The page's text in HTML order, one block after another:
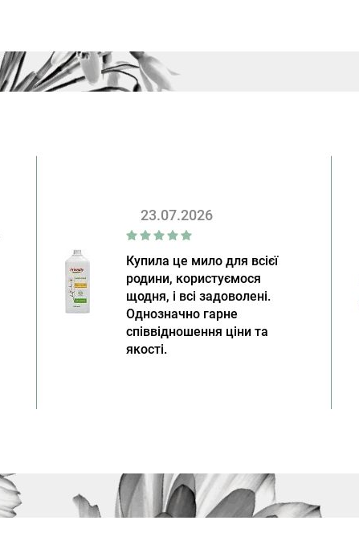
23.07.2026
Купила це мило для всієї
родини, користуємося
щодня, і всі задоволені.
Однозначно гарне
співвідношення ціни та
якості.